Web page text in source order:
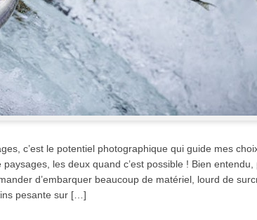
c’est le potentiel photographique qui guide mes
les deux quand c’est possible ! Bien entendu,
d’embarquer beaucoup de matériel, lourd de
pesante sur […]